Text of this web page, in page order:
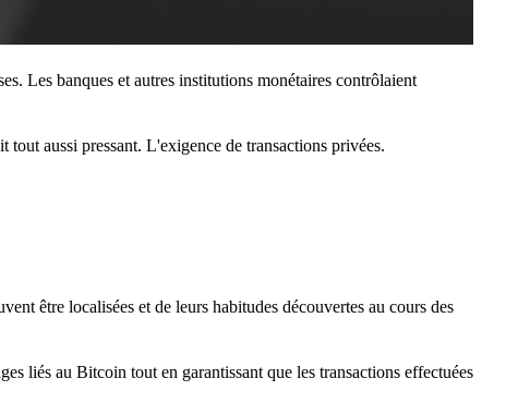
Les banques et autres institutions monétaires contrôlaient
aussi pressant. L'exigence de transactions privées.
être localisées et de leurs habitudes découvertes au cours des
liés au Bitcoin tout en garantissant que les transactions effectuées